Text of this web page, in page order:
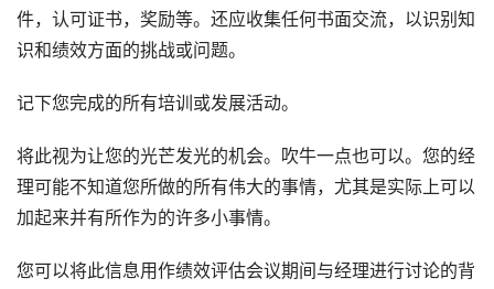
件，认可证书，奖励等。还应收集任何书面交流，以识别知
识和绩效方面的挑战或问题。
记下您完成的所有培训或发展活动。
将此视为让您的光芒发光的机会。吹牛一点也可以。您的经
理可能不知道您所做的所有伟大的事情，尤其是实际上可以
加起来并有所作为的许多小事情。
您可以将此信息用作绩效评估会议期间与经理进行讨论的背